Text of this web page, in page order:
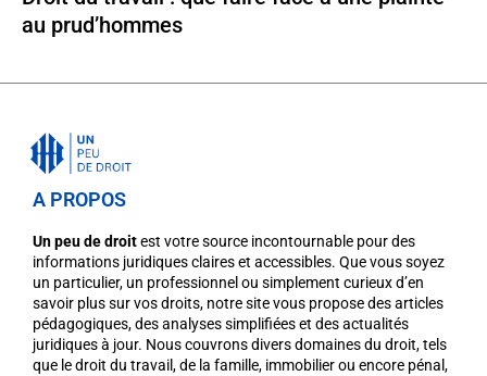
au prud’hommes
A PROPOS
Un peu de droitest votre source incontournable pour des
informations juridiques claires et accessibles. Que vous soyez
un particulier, un professionnel ou simplement curieux d’en
savoir plus sur vos droits, notre site vous propose des articles
pédagogiques, des analyses simplifiées et des actualités
juridiques à jour. Nous couvrons divers domaines du droit, tels
que le droit du travail, de la famille, immobilier ou encore pénal,